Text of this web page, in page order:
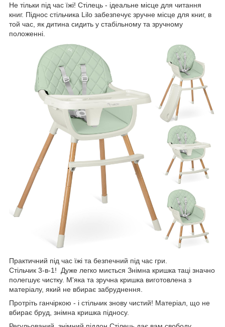
Не тільки під час їжі! Стілець - ідеальне місце для читання
книг. Піднос стільчика Lilo забезпечує зручне місце для книг, в
той час, як дитина сидить у стабільному та зручному
положенні.
Практичний під час їжі та безпечний під час гри.
Стільчик 3-в-1! Дуже легко миється Знімна кришка таці значно
полегшує чистку. М'яка та зручна кришка виготовлена з
матеріалу, який не вбирає забруднення.
Протріть ганчіркою - і стільчик знову чистий! Матеріал, що не
вбирає бруд, знімна кришка підносу.